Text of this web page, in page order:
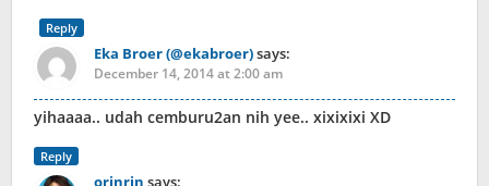
Reply
Eka Broer (@ekabroer)says:
December 14, 2014 at 2:00 am
yihaaaa.. udah cemburu2an nih yee.. xixixixi XD
Reply
orinrin says: